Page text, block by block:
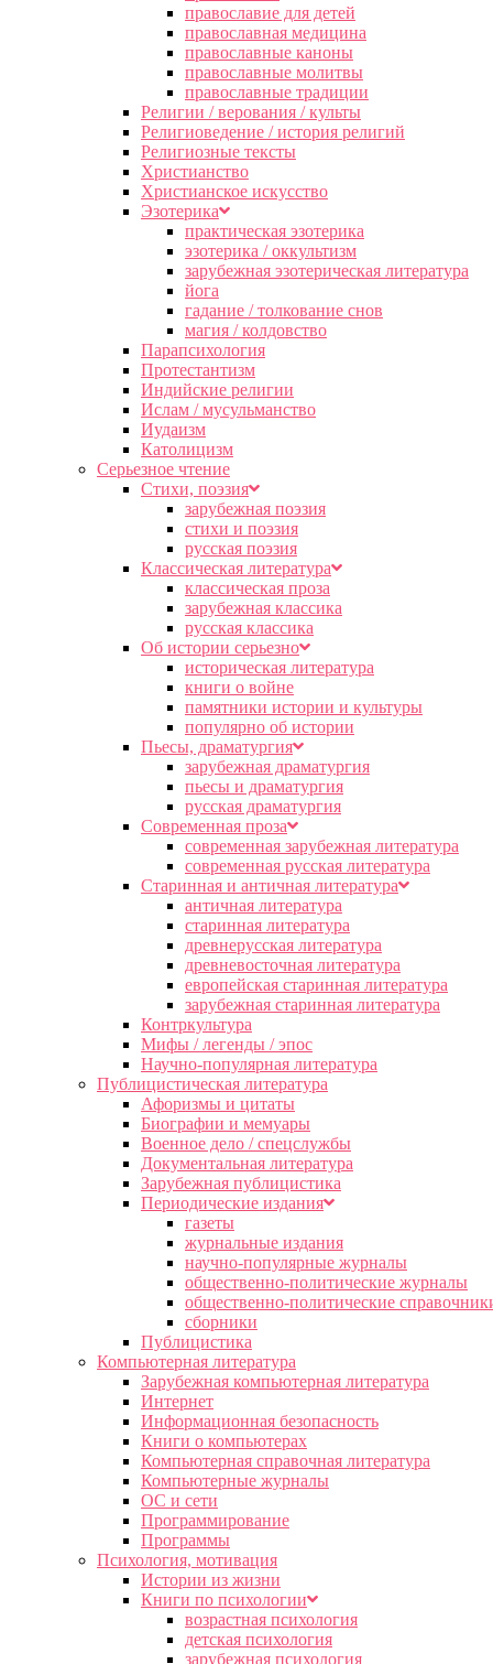
православие для детей
православная медицина
православные каноны
православные молитвы
православные традиции
Религии / верования / культы
Религиоведение / история религий
Религиозные тексты
Христианство
Христианское искусство
Эзотерика
практическая эзотерика
эзотерика / оккультизм
зарубежная эзотерическая литература
йога
гадание / толкование снов
магия / колдовство
Парапсихология
Протестантизм
Индийские религии
Ислам / мусульманство
Иудаизм
Католицизм
Серьезное чтение
Cтихи, поэзия
зарубежная поэзия
стихи и поэзия
русская поэзия
Классическая литература
классическая проза
зарубежная классика
русская классика
Об истории серьезно
историческая литература
книги о войне
памятники истории и культуры
популярно об истории
Пьесы, драматургия
зарубежная драматургия
пьесы и драматургия
русская драматургия
Современная проза
современная зарубежная литература
современная русская литература
Старинная и античная литература
античная литература
старинная литература
древнерусская литература
древневосточная литература
европейская старинная литература
зарубежная старинная литература
Контркультура
Мифы / легенды / эпос
Научно-популярная литература
Публицистическая литература
Афоризмы и цитаты
Биографии и мемуары
Военное дело / спецслужбы
Документальная литература
Зарубежная публицистика
Периодические издания
газеты
журнальные издания
научно-популярные журналы
общественно-политические журналы
общественно-политические
сборники
Публицистика
Компьютерная литература
Зарубежная компьютерная литература
Интернет
Информационная безопасность
Книги о компьютерах
Компьютерная справочная литература
Компьютерные журналы
ОС и сети
Программирование
Программы
Психология, мотивация
Истории из жизни
Книги по психологии
возрастная психология
детская психология
зарубежная психология